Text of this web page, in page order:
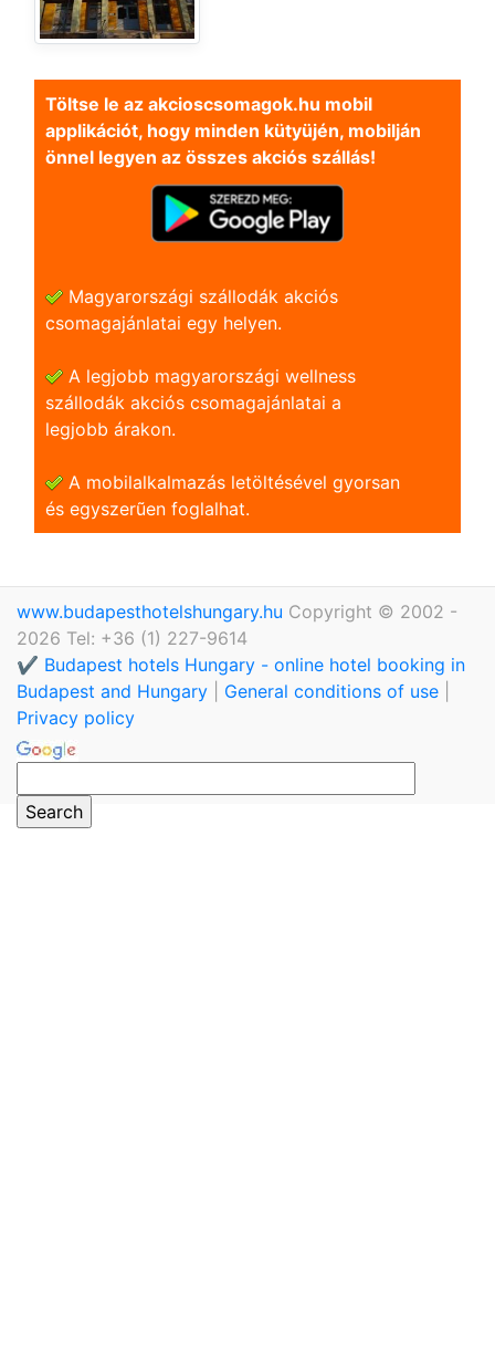
Töltse le az akcioscsomagok.hu mobil
applikációt, hogy minden kütyüjén, mobilján
önnel legyen az összes akciós szállás!
Magyarországi szállodák akciós
csomagajánlatai egy helyen.
A legjobb magyarországi wellness
szállodák akciós csomagajánlatai a
legjobb árakon.
A mobilalkalmazás letöltésével gyorsan
és egyszerũen foglalhat.
www.budapesthotelshungary.hu Copyright © 2002 -
2026 Tel: +36 (1) 227-9614
✔️ Budapest hotels Hungary - online hotel booking in
Budapest and Hungary
General conditions of use
Privacy policy